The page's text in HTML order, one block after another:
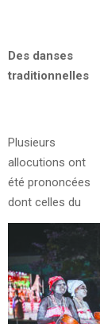
Des danses
traditionnelles
Plusieurs
allocutions ont
été prononcées
dont celles du